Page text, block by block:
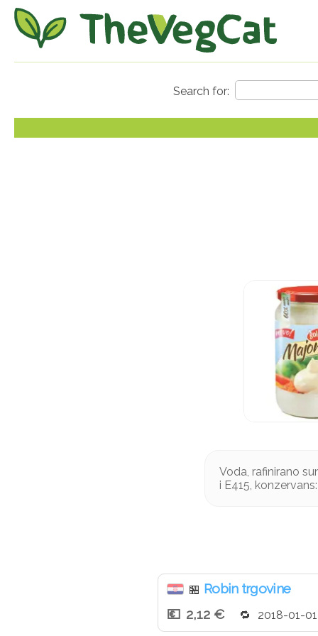
Voda, rafinirano
i E415,
🏪 Robin trgovine
2,12 €
2018-01-01